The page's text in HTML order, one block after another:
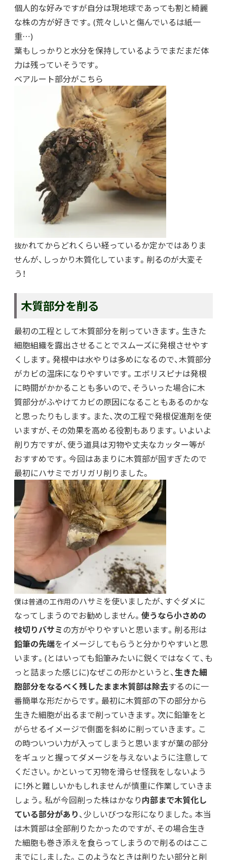
個人的な好みですが自分は現地球であっても割と綺麗
な株の方が好きです。(荒々しいと傷んでいるは紙一
重…)
葉もしっかりと水分を保持しているようでまだまだ体
力は残っていそうです。
ベアルート部分がこちら
抜かれてからどれくらい経っているか定かではありま
せんが、しっかり木質化しています。削るのが大変そ
う！
木質部分を削る
最初の工程として木質部分を削っていきます。生きた
細胞組織を露出させることでスムーズに発根させやす
くします。発根中は水やりは多めになるので、木質部分
がカビの温床になりやすいです。エボリスピナは発根
に時間がかかることも多いので、そういった場合に木
質部分がふやけてカビの原因になることもあるのかな
と思ったりもします。また、次の工程で発根促進剤を使
いますが、その効果を高める役割もあります。いよいよ
削り方ですが、使う道具は刃物や丈夫なカッター等が
おすすめです。今回はあまりに木質部が固すぎたので
最初にハサミでガリガリ削りました。
僕は普通の工作用のハサミを使いましたが、すぐダメに
なってしまうのでお勧めしません。 使うなら小さめの
枝切りバサミの方がやりやすいと思います。削る形は
鉛筆の先端をイメージしてもらうと分かりやすいと思
います。(とはいっても鉛筆みたいに鋭くではなくて、も
っと詰まった感じに)なぜこの形かというと、 生きた細
胞部分をなるべく残したまま木質部は除去するのに一
番簡単な形だからです。最初に木質部の下の部分から
生きた細胞が出るまで削っていきます。次に鉛筆をと
がらせるイメージで側面を斜めに削っていきます。こ
の時ついつい力が入ってしまうと思いますが葉の部分
をギュッと握ってダメージを与えないように注意して
ください。かといって刃物を滑らせ怪我をしないよう
に！外と難しいかもしれませんが慎重に作業していきま
しょう。私が今回削った株はかなり内部まで木質化し
ている部分があり、少しいびつな形になりました。本当
は木質部は全部削りたかったのですが、その場合生き
た細胞も巻き添えを食らってしまうので削るのはここ
までにしました。このようなときは削りたい部分と削